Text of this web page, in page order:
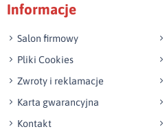
Wyślij opinię
Informacje
Salon firmowy
Pliki Cookies
Zwroty i reklamacje
Karta gwarancyjna
Kontakt